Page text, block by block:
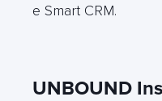
e Smart CRM.
UNBOUND